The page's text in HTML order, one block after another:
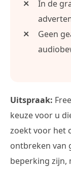
In de
Geen
Uitspraak:
keuze voor u
zoekt voor het
ontbreken van
beperking zijn,